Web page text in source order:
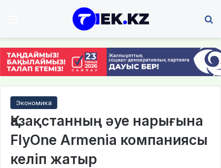
Экономика
Қазақстанның әуе нарығына
FlyOne Armenia компаниясы
келіп жатыр